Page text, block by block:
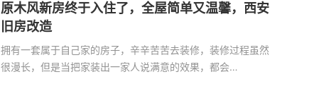
原木风新房终于入住了，全屋简单又温馨，西安
旧房改造
拥有一套属于自己家的房子，辛辛苦苦去装修，装修过程虽然
很漫长，但是当把家装出一家人说满意的效果，都会…